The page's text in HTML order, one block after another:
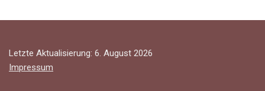
Letzte Aktualisierung: 6. August 2026
Impressum